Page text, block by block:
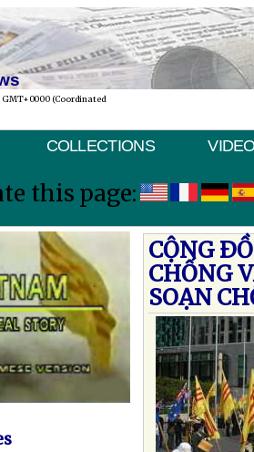
GMT+0000 (Coordinated
COLLECTIONS
this page:
CỘNG
CHỐNG
SOẠN